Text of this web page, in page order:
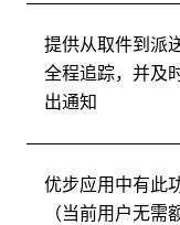
提供从取件到派
全程追踪，并及
出通知
优步应用中有此
（当前用户无需